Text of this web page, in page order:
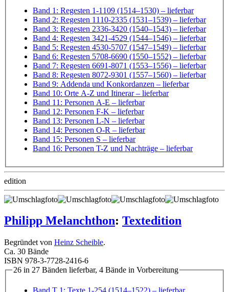
Band 1: Regesten 1-1109 (1514–1530) – lieferbar
Band 2: Regesten 1110-2335 (1531–1539) – lieferbar
Band 3: Regesten 2336-3420 (1540–1543) – lieferbar
Band 4: Regesten 3421-4529 (1544–1546) – lieferbar
Band 5: Regesten 4530-5707 (1547–1549) – lieferbar
Band 6: Regesten 5708-6690 (1550–1552) – lieferbar
Band 7: Regesten 6691-8071 (1553–1556) – lieferbar
Band 8: Regesten 8072-9301 (1557–1560) – lieferbar
Band 9: Addenda und Konkordanzen – lieferbar
Band 10: Orte A-Z und Itinerar– lieferbar
Band 11: Personen A-E – lieferbar
Band 12: Personen F-K – lieferbar
Band 13: Personen L-N – lieferbar
Band 14: Personen O-R – lieferbar
Band 15: Personen S – lieferbar
Band 16: Personen T-Z und Nachträge – lieferbar
edition
Philipp Melanchthon: Textedition
Begründet von Heinz Scheible.
Ca. 30 Bände
ISBN 978-3-7728-2416-6
26 in 27 Bänden lieferbar, 4 Bände in Vorbereitung
Band T 1: Texte 1-254 (1514–1522) – lieferbar